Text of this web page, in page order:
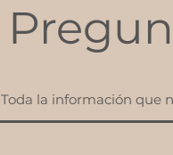
Toda la información que